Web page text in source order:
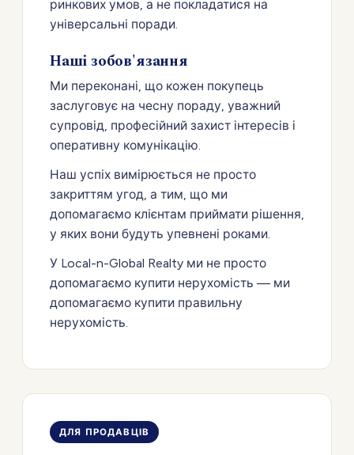
ринкових умов, а не покладатися на
універсальні поради.
Наші зобов'язання
Ми переконані, що кожен покупець
заслуговує на чесну пораду, уважний
супровід, професійний захист інтересів і
оперативну комунікацію.
Наш успіх вимірюється не просто
закриттям угод, а тим, що ми
допомагаємо клієнтам приймати рішення,
у яких вони будуть упевнені роками.
У Local-n-Global Realty ми не просто
допомагаємо купити нерухомість — ми
допомагаємо купити правильну
нерухомість.
ДЛЯ ПРОДАВЦІВ